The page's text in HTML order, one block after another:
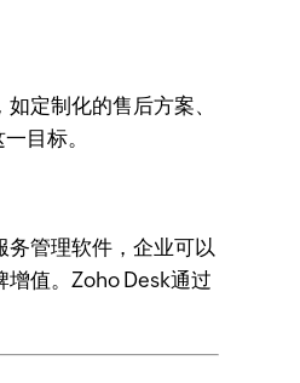
定制化的售后方案、
目标。
管理软件，企业可以
值。Zoho Desk通过